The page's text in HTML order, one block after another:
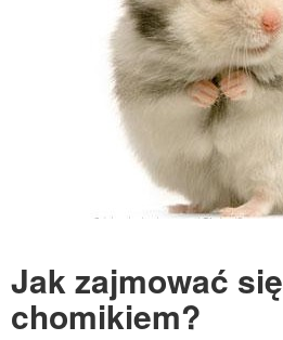
Jak zajmować się
chomikiem?